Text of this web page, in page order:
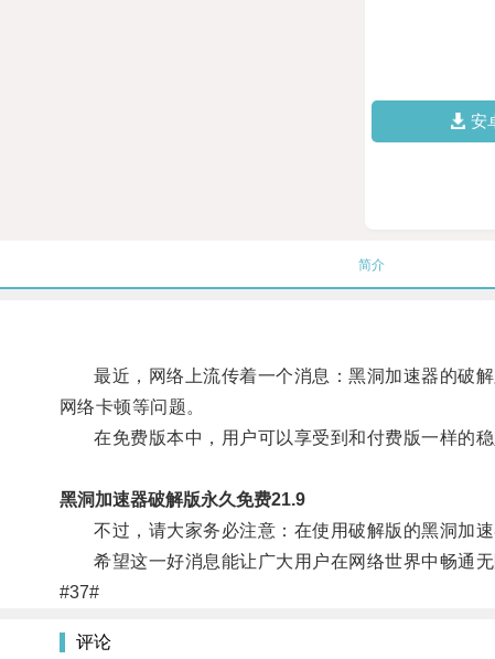
安
简介
最近，网络上流传着一个消息：黑洞加速器的破解
网络卡顿等问题。
在免费版本中，用户可以享受到和付费版一样的稳
黑洞加速器破解版永久免费21.9
不过，请大家务必注意：在使用破解版的黑洞加速
希望这一好消息能让广大用户在网络世界中畅通无
#37#
评论